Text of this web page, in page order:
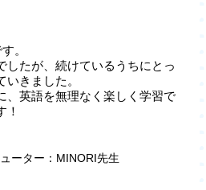
。
したが、続けているうちにとっ
きました。
、英語を無理なく楽しく学習で
！
ーター：MINORI先生